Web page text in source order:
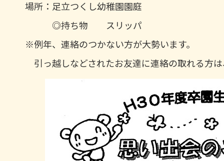
場所：足立つくし幼稚園園庭
◎持ち物 スリッパ
※例年、連絡のつかない方が大勢います。
引っ越しなどされたお友達に連絡の取れる方